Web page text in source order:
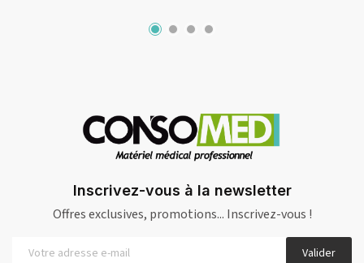
Inscrivez-vous à la newsletter
Offres exclusives, promotions... Inscrivez-vous !
Valider